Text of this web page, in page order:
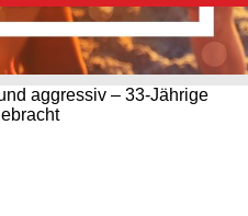
aggressiv – 33-Jährige